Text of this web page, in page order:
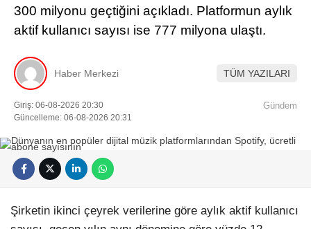
300 milyonu geçtiğini açıkladı. Platformun aylık
aktif kullanıcı sayısı ise 777 milyona ulaştı.
Haber Merkezi TÜM YAZILARI
Giriş: 06-08-2026 20:30
Güncelleme: 06-08-2026 20:31
Gündem
Şirketin ikinci çeyrek verilerine göre aylık aktif kullanıcı